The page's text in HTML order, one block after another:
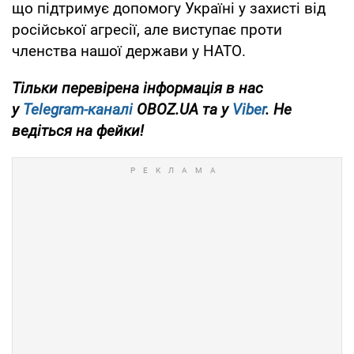
що підтримує допомогу Україні у захисті від
російської агресії, але виступає проти
членства нашої держави у НАТО.
Тільки перевірена інформація в нас
уTelegram-каналіOBOZ.UA та уViber. Не
ведіться на фейки!